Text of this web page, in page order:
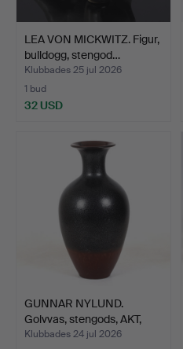
LEA VON MICKWITZ. Figur,
bulldogg, stengod…
Klubbades 25 jul 2026
1 bud
32 USD
GUNNAR NYLUND.
Golvvas, stengods, AKT,
Rör…
Klubbades 24 jul 2026